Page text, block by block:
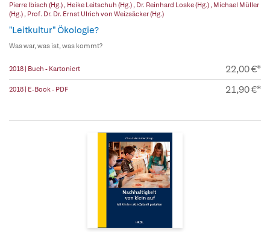
Pierre Ibisch (Hg.) , Heike Leitschuh (Hg.) , Dr. Reinhard Loske (Hg.) , Michael Müller
(Hg.) , Prof. Dr. Dr. Ernst Ulrich von Weizsäcker (Hg.)
"Leitkultur" Ökologie?
Was war, was ist, was kommt?
2018 | Buch - Kartoniert 22,00 €*
2018 | E-Book - PDF 21,90 €*